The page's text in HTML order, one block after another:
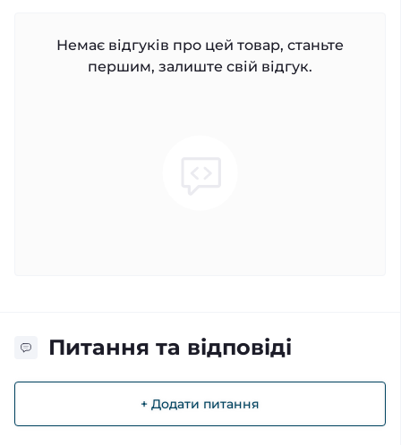
Немає відгуків про цей товар, станьте
першим, залиште свій відгук.
Питання та відповіді
+ Додати питання